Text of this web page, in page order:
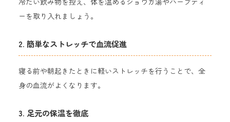
ーを取り入れましょう。
2. 簡単なストレッチで血流促進
寝る前や朝起きたときに軽いストレッチを行うことで、全
身の血流がよくなります。
3. 足元の保温を徹底